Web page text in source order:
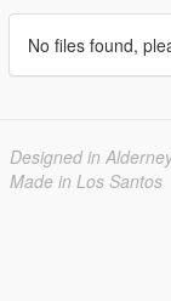
No files found,
Designed in
Made in Los Santos